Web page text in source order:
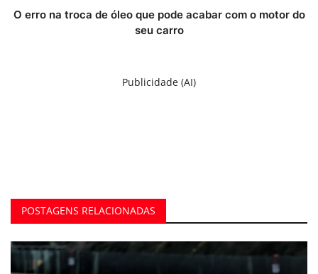
O erro na troca de óleo que pode acabar com o motor do
seu carro
Publicidade (AI)
POSTAGENS RELACIONADAS